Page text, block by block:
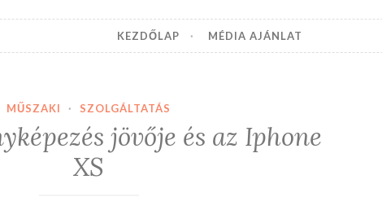
KEZDŐLAP MÉDIA AJÁNLAT
MŰSZAKI · SZOLGÁLTATÁS
jövője és az Iphone
XS